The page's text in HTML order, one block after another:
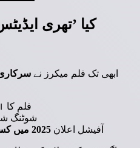
ابھی تک فلم میکرز نے سرکاری
فلم کا
شوٹنگ
آفیشل اعلان 2025 میں کسی بھی وقت